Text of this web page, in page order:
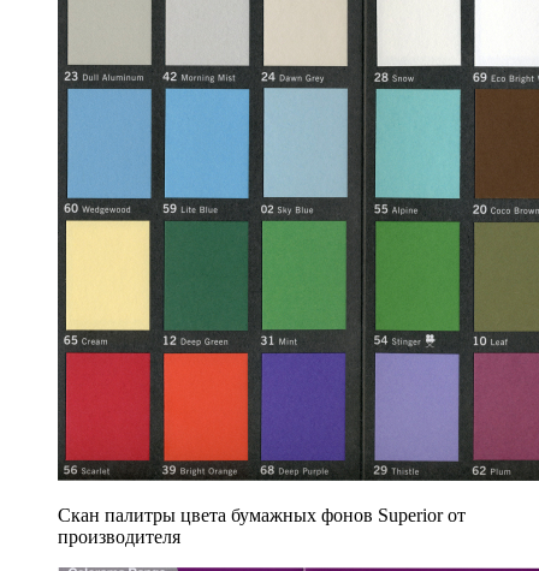
Скан палитры цвета бумажных фонов Superior от
производителя